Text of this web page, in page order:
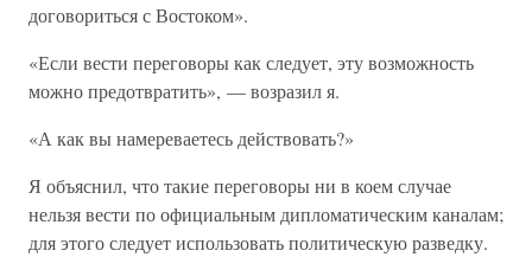
договориться с Востоком».
«Если вести переговоры как следует, эту возможность
можно предотвратить», — возразил я.
«А как вы намереваетесь действовать?»
Я объяснил, что такие переговоры ни в коем случае
нельзя вести по официальным дипломатическим каналам;
для этого следует использовать политическую разведку.